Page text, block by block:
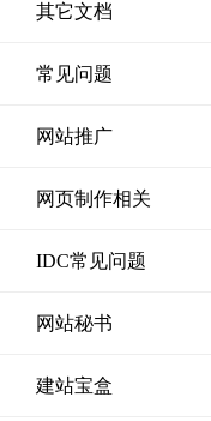
其它文档
常见问题
网站推广
网页制作相关
IDC常见问题
网站秘书
建站宝盒